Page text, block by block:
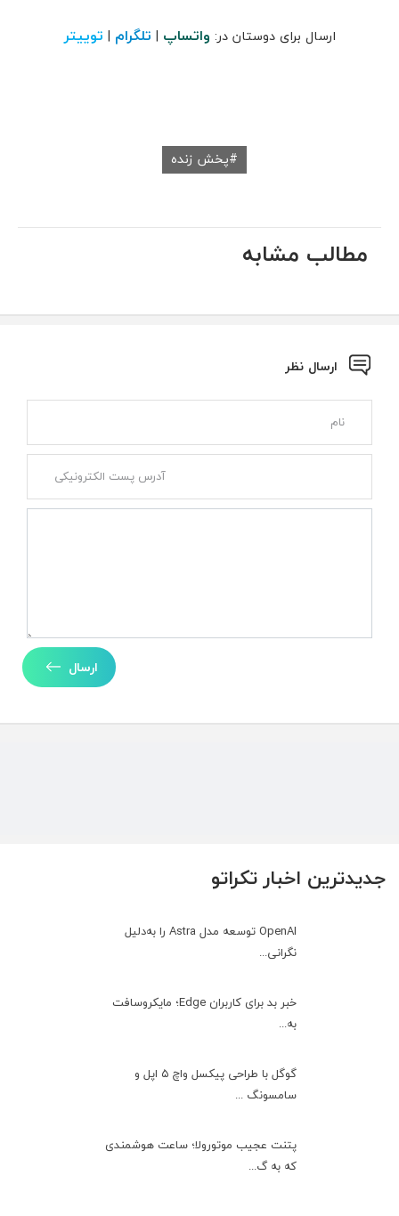
جدیدترین اخبار تکراتو
OpenAI توسعه مدل Astra را به‌دلیل
نگرانی...
خبر بد برای کاربران Edge؛ مایکروسافت
به‌...
گوگل با طراحی پیکسل واچ ۵ اپل و
سامسونگ ...
پتنت عجیب موتورولا؛ ساعت هوشمندی
که به گ...
ارسال برای دوستان در: واتساپ | تلگرام | توییتر
پخش زنده
مطالب مشابه
ارسال نظر
ارسال